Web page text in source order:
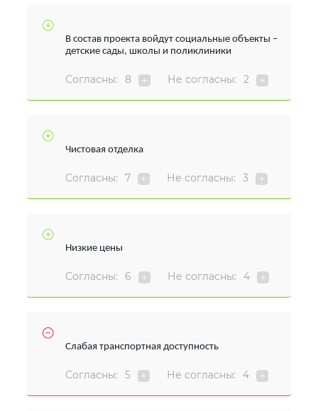
В состав проекта войдут социальные объекты –
детские сады, школы и поликлиники
Согласны: 8 Не согласны: 2
Чистовая отделка
Согласны: 7 Не согласны: 3
Низкие цены
Согласны: 6 Не согласны: 4
Слабая транспортная доступность
Согласны: 5 Не согласны: 4